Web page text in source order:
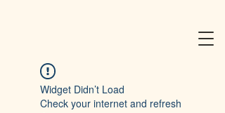
Widget Didn’t Load
Check your internet and refresh